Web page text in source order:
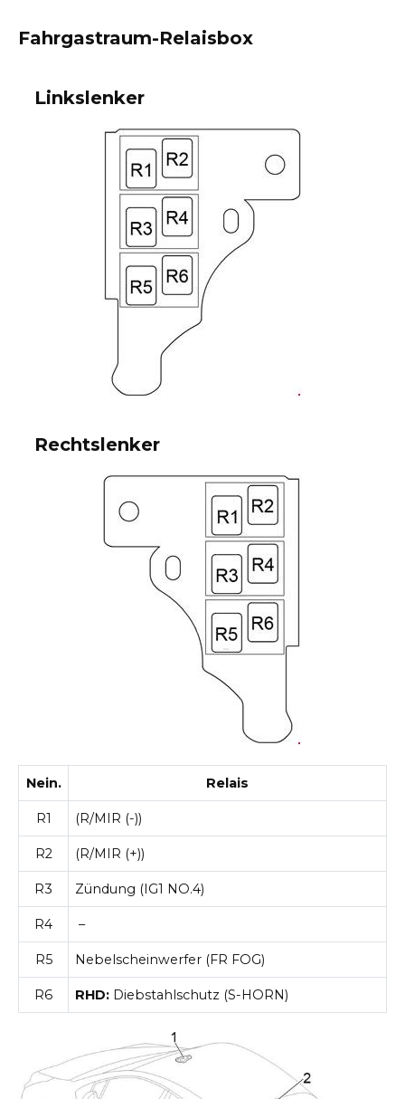
Fahrgastraum-Relaisbox
Linkslenker
Rechtslenker
Nein. Relais
R1 (R/MIR (-))
R2 (R/MIR (+))
R3 Zündung (IG1 NO.4)
R4 –
R5 Nebelscheinwerfer (FR FOG)
R6 RHD: Diebstahlschutz (S-HORN)